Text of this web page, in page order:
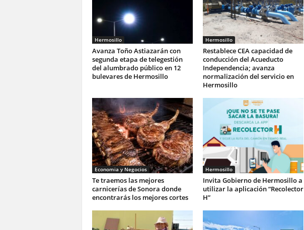
Hermosillo
Avanza Toño Astiazarán con
segunda etapa de telegestión
del alumbrado público en 12
bulevares de Hermosillo
Hermosillo
Restablece CEA capacidad de
conducción del Acueducto
Independencia; avanza
normalización del servicio en
Hermosillo
Economia y Negocios
Te traemos las mejores
carnicerías de Sonora donde
encontrarás los mejores cortes
Hermosillo
Invita Gobierno de Hermosillo a
utilizar la aplicación “Recolector
H”